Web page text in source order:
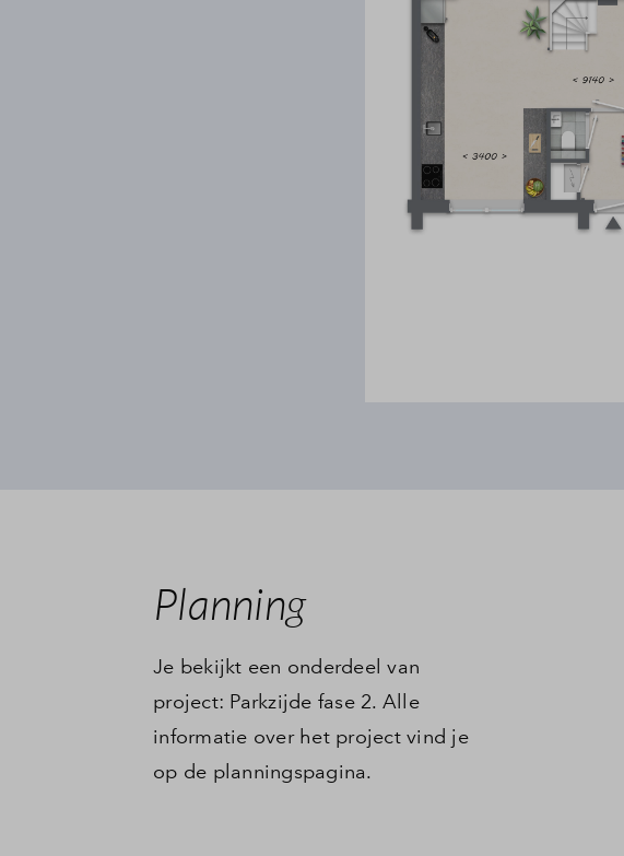
Planning
Je bekijkt een onderdeel van
project: Parkzijde fase 2. Alle
informatie over het project vind je
op de planningspagina.